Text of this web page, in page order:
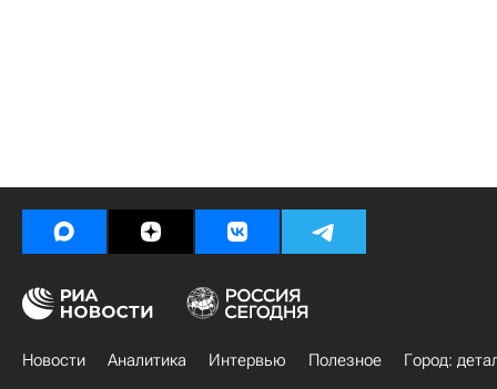
Новости Аналитика Интервью Полезное
Город: